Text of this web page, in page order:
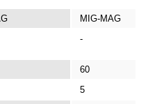
MIG-MAG
-
60
5